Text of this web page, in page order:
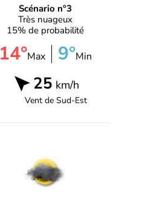
Scénario n°3
Très nuageux
15% de probabilité
14°Max 9°Min
25 km/h
Vent deSud-Est